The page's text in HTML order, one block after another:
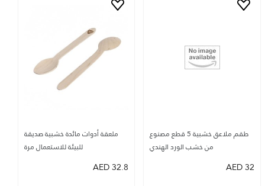
طقم ملاعق خشبية 5 قطع مصنوع
من خشب الورد الهندي
32
AED
ملعقة أدوات مائدة خشبية صديقة
للبيئة للاستعمال مرة
32.8
AED